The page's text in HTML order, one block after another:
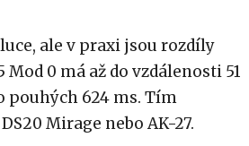
ale v praxi jsou rozdíly
Mod 0 má až do vzdálenosti 51
624 ms. Tím
Mirage nebo AK-27.